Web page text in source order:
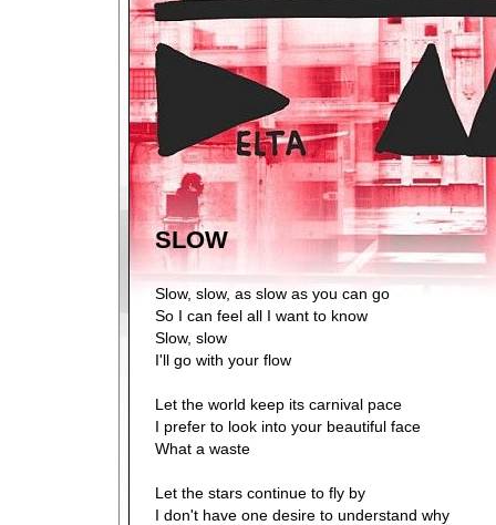
SLOW
Slow, slow, as slow as you can go
So I can feel all I want to know
Slow, slow
I'll go with your flow
Let the world keep its carnival pace
I prefer to look into your beautiful face
What a waste
Let the stars continue to fly by
I don't have one desire to understand why